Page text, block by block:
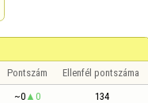
Pontszám Ellenfél pontszáma
~0 0 134